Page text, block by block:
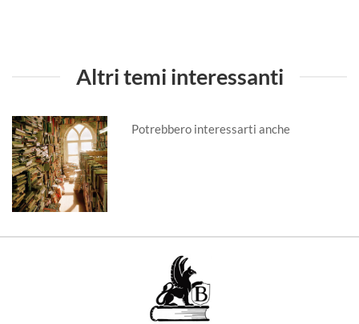
Altri temi interessanti
Potrebbero interessarti anche